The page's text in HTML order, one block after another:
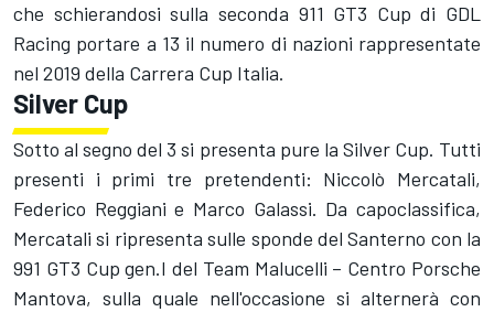
che schierandosi sulla seconda 911 GT3 Cup di GDL
Racing portare a 13 il numero di nazioni rappresentate
nel 2019 della Carrera Cup Italia.
Silver Cup
Sotto al segno del 3 si presenta pure la Silver Cup. Tutti
presenti i primi tre pretendenti: Niccolò Mercatali,
Federico Reggiani e Marco Galassi. Da capoclassifica,
Mercatali si ripresenta sulle sponde del Santerno con la
991 GT3 Cup gen.I del Team Malucelli – Centro Porsche
Mantova, sulla quale nell'occasione si alternerà con